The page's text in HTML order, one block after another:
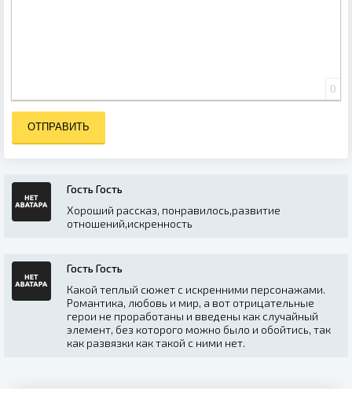
0
ОТПРАВИТЬ
Гость Гость
Хороший рассказ, понравилось,развитие
отношений,искренность
Гость Гость
Какой теплый сюжет с искренними персонажами.
Романтика, любовь и мир, а вот отрицательные
герои не проработаны и введены как случайный
элемент, без которого можно было и обойтись, так
как развязки как такой с ними нет.